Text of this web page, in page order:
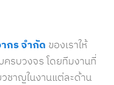
กร จำกัด ของเราให้
รบวงจร โดยทีมงานที่
ชาญในงานแต่ละด้าน